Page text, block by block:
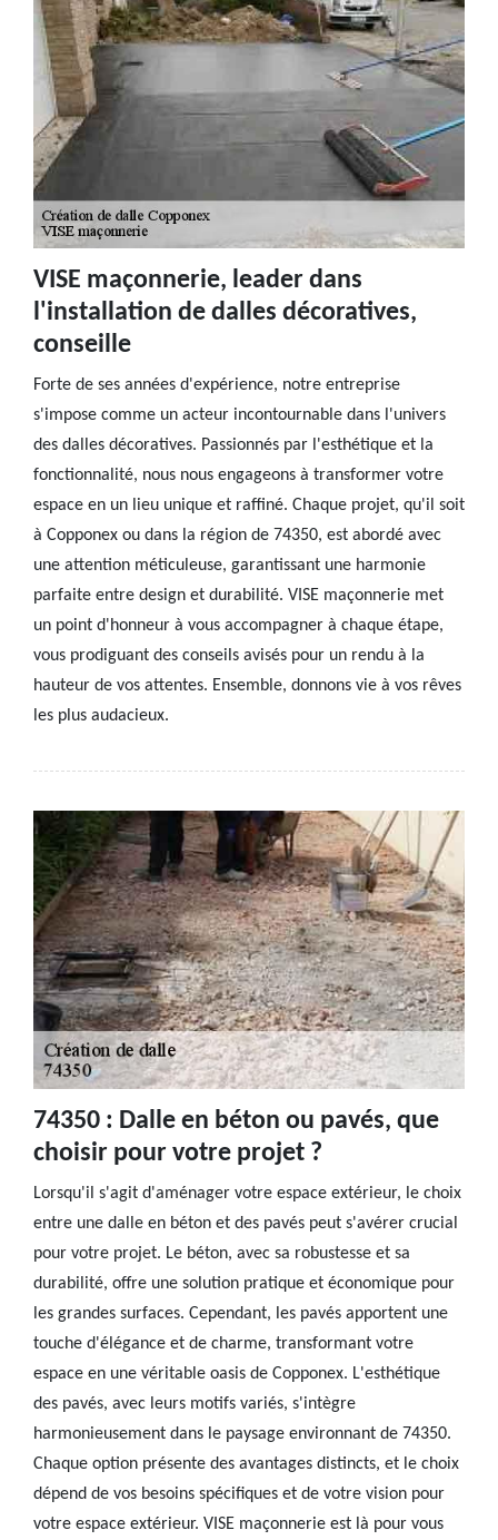
VISE maçonnerie, leader dans
l'installation de dalles décoratives,
conseille
Forte de ses années d'expérience, notre entreprise
s'impose comme un acteur incontournable dans l'univers
des dalles décoratives. Passionnés par l'esthétique et la
fonctionnalité, nous nous engageons à transformer votre
espace en un lieu unique et raffiné. Chaque projet, qu'il soit
à Copponex ou dans la région de 74350, est abordé avec
une attention méticuleuse, garantissant une harmonie
parfaite entre design et durabilité. VISE maçonnerie met
un point d'honneur à vous accompagner à chaque étape,
vous prodiguant des conseils avisés pour un rendu à la
hauteur de vos attentes. Ensemble, donnons vie à vos rêves
les plus audacieux.
74350 : Dalle en béton ou pavés, que
choisir pour votre projet ?
Lorsqu'il s'agit d'aménager votre espace extérieur, le choix
entre une dalle en béton et des pavés peut s'avérer crucial
pour votre projet. Le béton, avec sa robustesse et sa
durabilité, offre une solution pratique et économique pour
les grandes surfaces. Cependant, les pavés apportent une
touche d'élégance et de charme, transformant votre
espace en une véritable oasis de Copponex. L'esthétique
des pavés, avec leurs motifs variés, s'intègre
harmonieusement dans le paysage environnant de 74350.
Chaque option présente des avantages distincts, et le choix
dépend de vos besoins spécifiques et de votre vision pour
votre espace extérieur. VISE maçonnerie est là pour vous